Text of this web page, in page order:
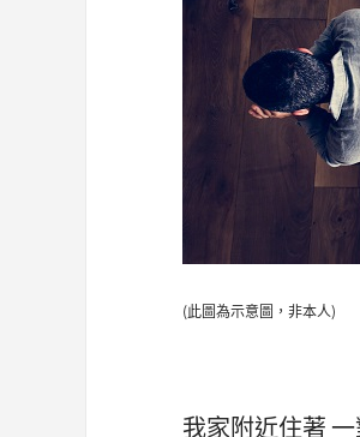
(此圖為示意圖，非本人)
我家附近住著